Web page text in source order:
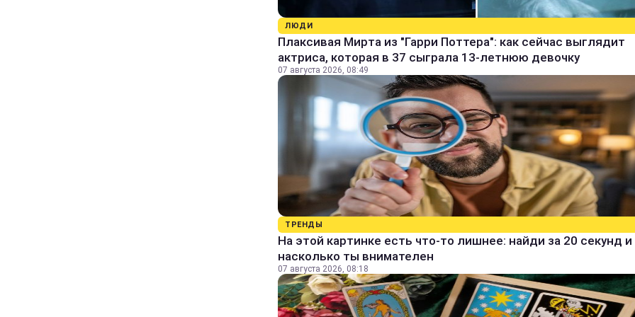
ЛЮДИ
Плаксивая Мирта из "Гарри Поттера": как сейчас выглядит
актриса, которая в 37 сыграла 13-летнюю девочку
07 августа 2026, 08:49
ТРЕНДЫ
На этой картинке есть что-то лишнее: найди за 20 секунд и
насколько ты внимателен
07 августа 2026, 08:18